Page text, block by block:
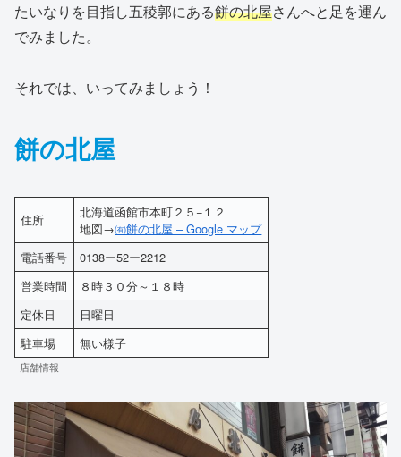
たいなりを目指し五稜郭にある餅の北屋さんへと足を運ん
でみました。
それでは、いってみましょう！
餅の北屋
住所
北海道函館市本町２５−１２
地図→㈲餅の北屋 – Google マップ
電話番号
0138ー52ー2212
営業時間
８時３０分～１８時
定休日
日曜日
駐車場
無い様子
店舗情報